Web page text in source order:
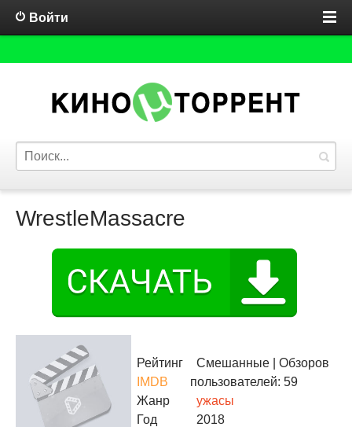
Войти
WrestleMassacre
Рейтинг
IMDB
Смешанные | Обзоров
пользователей: 59
Жанр
ужасы
Год
2018